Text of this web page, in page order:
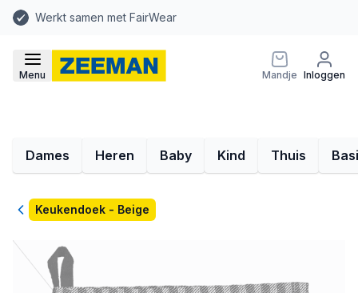
Werkt samen met FairWear
Menu Mandje Inloggen
Dames Heren Baby Kind Thuis
TerugKeukendoek - Beige